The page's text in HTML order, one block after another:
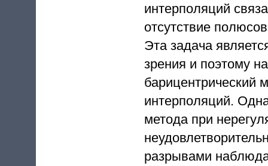
интерполяций
отсутствие
Эта задача
зрения и поэтому
барицентрический
интерполяций.
метода при
разрывами